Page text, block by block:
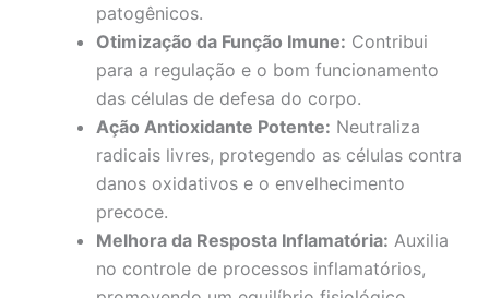
patogênicos.
Otimização da Função Imune: Contribui
para a regulação e o bom funcionamento
das células de defesa do corpo.
Ação Antioxidante Potente: Neutraliza
radicais livres, protegendo as células contra
danos oxidativos e o envelhecimento
precoce.
Melhora da Resposta Inflamatória: Auxilia
no controle de processos inflamatórios,